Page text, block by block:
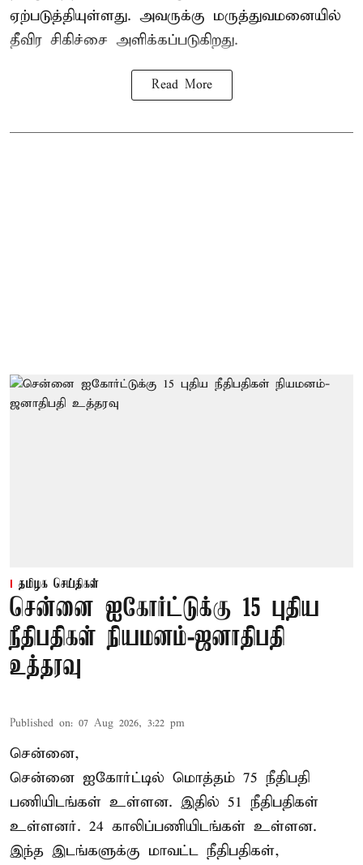
ஏற்படுத்தியுள்ளது. அவருக்கு மருத்துவமனையில்
தீவிர சிகிச்சை அளிக்கப்படுகிறது.
Read More
தமிழக செய்திகள்
சென்னை ஐகோர்ட்டுக்கு 15 புதிய
நீதிபதிகள் நியமனம்-ஜனாதிபதி
உத்தரவு
Published on: 07 Aug 2026, 3:22 pm
சென்னை,
சென்னை ஐகோர்ட்டில் மொத்தம் 75 நீதிபதி
பணியிடங்கள் உள்ளன. இதில் 51 நீதிபதிகள்
உள்ளனர். 24 காலிப்பணியிடங்கள் உள்ளன.
இந்த இடங்களுக்கு மாவட்ட நீதிபதிகள்,